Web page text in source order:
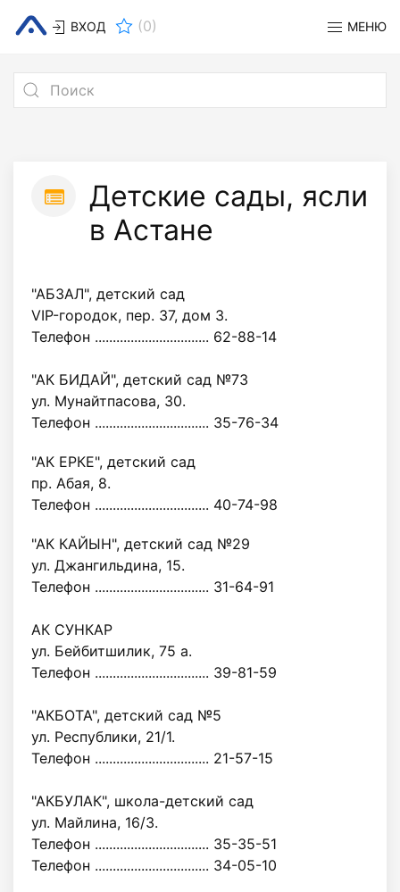
ВХОД (0) МЕНЮ
Детские сады, ясли
в Астане
"АБЗАЛ", детский сад
VIP-городок, пер. 37, дом 3.
Телефон ................................ 62-88-14
"АК БИДАЙ", детский сад №73
ул. Мунайтпасова, 30.
Телефон ................................ 35-76-34
"АК ЕРКЕ", детский сад
пр. Абая, 8.
Телефон ................................ 40-74-98
"АК КАЙЫН", детский сад №29
ул. Джангильдина, 15.
Телефон ................................ 31-64-91
АК СУНКАР
ул. Бейбитшилик, 75 а.
Телефон ................................ 39-81-59
"АКБОТА", детский сад №5
ул. Республики, 21/1.
Телефон ................................ 21-57-15
"АКБУЛАК", школа-детский сад
ул. Майлина, 16/3.
Телефон ................................ 35-35-51
Телефон ................................ 34-05-10